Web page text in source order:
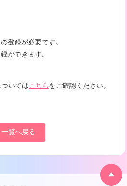
登録が必要です。
ができます。
いてはこちらをご確認ください。
一覧へ戻る